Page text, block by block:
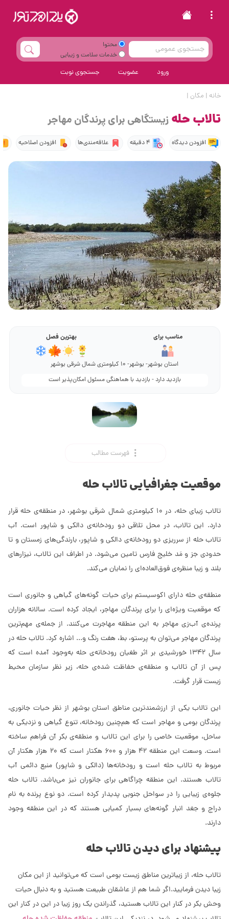
محتوا
خدمات سلامت و زیبایی
ورود عضویت جستجوی نوبت
خانه | مکان |
تالاب حلهزیستگاهی برای پرندگان مهاجر
افزودن دیدگاه 4 دقیقه علاقه‌مندی‌ها افزودن اصلاحیه
مناسب برای بهترین فصل
استان بوشهر- بوشهر- 10 کیلومتری شمال شرقی بوشهر
بازدید دارد - بازدید با هماهنگی مسئول امکان‌پذیر است
فهرست مطالب
موقعیت جغرافیایی تالاب حله
تالاب زیبای حله، در 10 کیلومتری شمال شرقی بوشهر، در منطقه‌ی حله قرار
دارد. این تالاب، در محل تلاقی دو رودخانه‌ی دالکی و شاپور است. آب
تالاب حله از سرریزی دو رودخانه‌ی دالکی و شاپور، بارندگی‌های زمستان و تا
حدودی جز و مَد خلیج فارس تامین می‌شود. در اطراف این تالاب، نیزارهای
بلند و زیبا منظره‌ی فوق‌العاده‌ای را نمایان می‌کند.
منطقه‌ی حله دارای اکوسیستم برای حیات گونه‌های گیاهی و جانوری است
که موقعیت ویژه‌ای را برای پرندگان مهاجر، ایجاد کرده است. سالانه هزاران
پرنده‌ی آب‌زی مهاجر به این منطقه مهاجرت می‌کنند. از جمله‌ی مهم‌ترین
پرندگان مهاجر می‌توان به پرستو، بط، هفت رنگ و... اشاره کرد. تالاب حله در
سال 1342 خورشیدی بر اثر طغیان رودخانه‌ی حله به‌وجود آمده است که
پس از آن تالاب و منطقه‌ی حفاظت شده‌ی حله، زیر نظر سازمان محیط
زیست قرار گرفت.
این تالاب یکی از ارزشمندترین مناطق استان بوشهر از نظر حیات جانوری،
پرندگان بومی و مهاجر است که هم‌چنین رودخانه، تنوع گیاهی و نزدیکی به
ساحل، موقعیت خاصی را برای این تالاب و منطقه‌ی بکر آن فراهم ساخته
است. وسعت این منطقه 42 هزار و 600 هکتار است که 20 هزار هکتار آن
مربوط به تالاب حله است و رودخانه‌ها (دالکی و شاپور) منبع دائمی آب
تالاب هستند. این منطقه چراگاهی برای جانوران نیز ‌می‌باشد. تالاب حله
جلوه‌ی زیبایی را در سواحل جنوبی پدیدار کرده است. دو نوع پرنده به نام
دراج و جغد انبار گونه‌های بسیار کمیابی هستند که در این منطقه وجود
دارند.
پیشنهاد برای دیدن تالاب حله
تالاب حله، از زیباترین مناطق زیست بومی است که می‌توانید از این مکان
زیبا دیدن فرمایید.اگر شما هم از عاشقان طبیعت هستید و به دنبال حیات
وحش بکر در کنار این تالاب هستید، گذراندن یک روز زیبا در این در کنار این